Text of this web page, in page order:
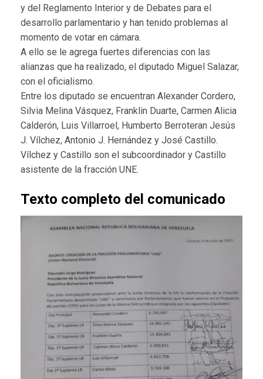
y del Reglamento Interior y de Debates para el
desarrollo parlamentario y han tenido problemas al
momento de votar en cámara.
A ello se le agrega fuertes diferencias con las
alianzas que ha realizado, el diputado Miguel Salazar,
con el oficialismo.
Entre los diputado se encuentran Alexander Cordero,
Silvia Melina Vásquez, Franklin Duarte, Carmen Alicia
Calderón, Luis Villarroel, Humberto Berroteran Jesús
J. Vílchez, Antonio J. Hernández y José Castillo.
Vílchez y Castillo son el subcoordinador y Castillo
asistente de la fracción UNE.
Texto completo del comunicado